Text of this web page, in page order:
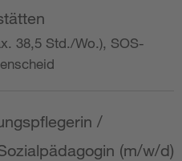
38,5 Std./Wo.), SOS-
/
(m/w/d)